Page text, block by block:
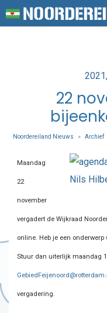
2021
22
Noordereiland Nieuws > Archief
Maandag
22
november
vergadert de Wijkraad
online. Heb je een
Stuur dan uiterlijk maandag
vergadering.